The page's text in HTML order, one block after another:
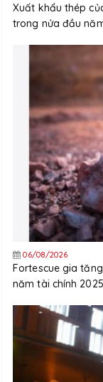
Xuất khẩu thép
trong nửa đầu
06/08/2026
Fortescue gia
năm tài chính